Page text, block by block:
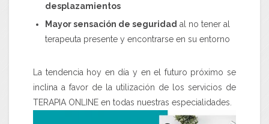
desplazamientos
Mayor sensación de seguridad al no tener al
terapeuta presente y encontrarse en su entorno
La tendencia hoy en día y en el futuro próximo se
inclina a favor de la utilización de los servicios de
TERAPIA ONLINE en todas nuestras especialidades.